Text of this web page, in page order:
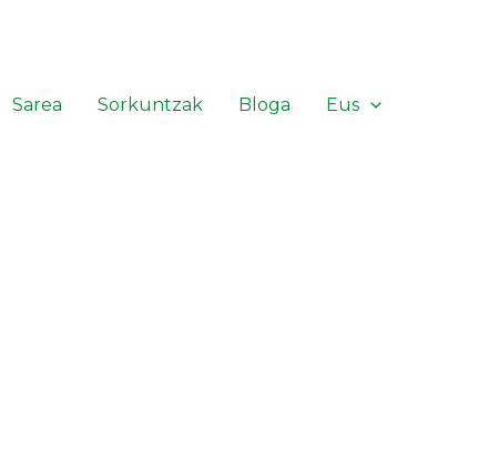
Sarea Sorkuntzak Bloga Eus